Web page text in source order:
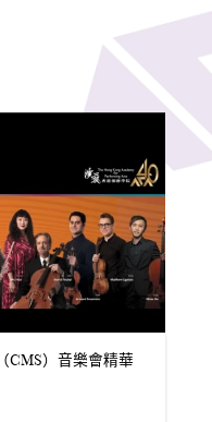
CMS）音樂會精華